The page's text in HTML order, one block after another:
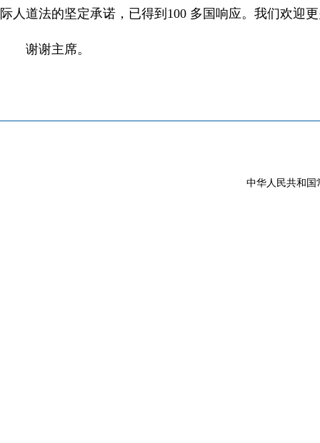
际人道法的坚定承诺，已得到100 多国响应。我们欢迎
谢谢主席。
中华人民共和国